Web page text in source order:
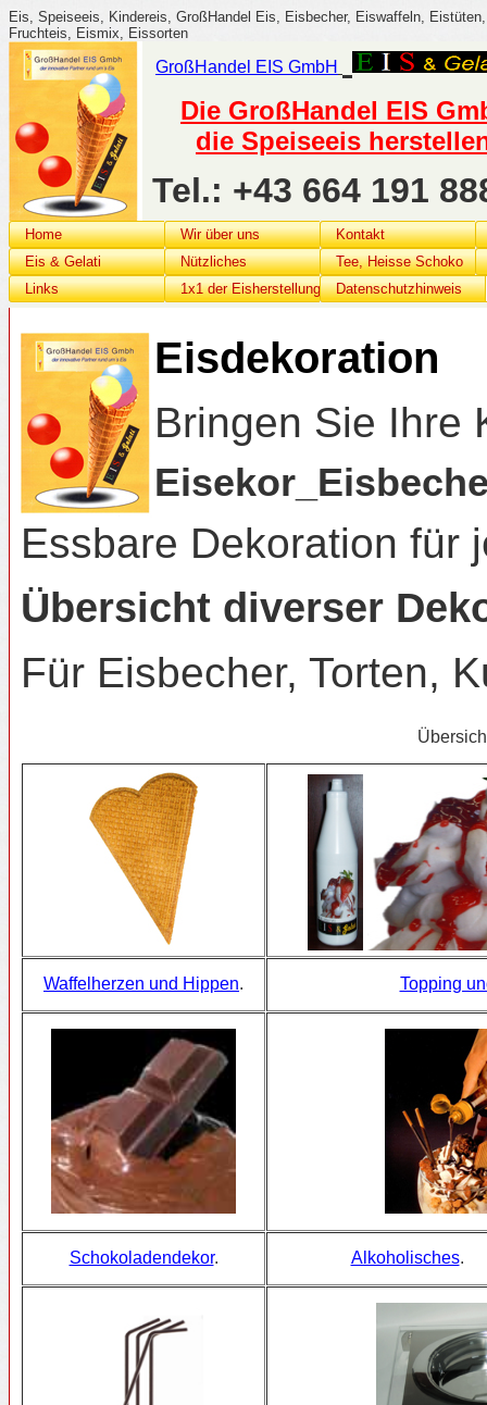
Eis, Speiseeis, Kindereis, GroßHandel Eis, Eisbecher, Eiswaffeln,
Fruchteis, Eismix, Eissorten
GroßHandel EIS GmbH
Die GroßHandel EIS
die Speiseeis
Tel.: +43 664 191
Home Wir über uns
Kontakt
Eis & Gelati
Nützliches
Tee, Heisse Schoko
Links
1x1 der Eisherstellung Datenschutzhinweis
Eisdekoration
Bringen Sie Ihre
Essbare Dekoration für
Übersicht diverser
Für Eisbecher, Torten,
Waffelherzen und Hippen. Topping
Schokoladendekor. Alkoholisches